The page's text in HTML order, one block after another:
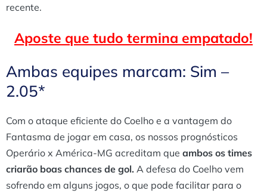
recente.
Aposte que tudo termina empatado!
Ambas equipes marcam: Sim –
2.05*
Com o ataque eficiente do Coelho e a vantagem do
Fantasma de jogar em casa, os nossos prognósticos
Operário x América-MG acreditam que ambos os times
criarão boas chances de gol. A defesa do Coelho vem
sofrendo em alguns jogos, o que pode facilitar para o